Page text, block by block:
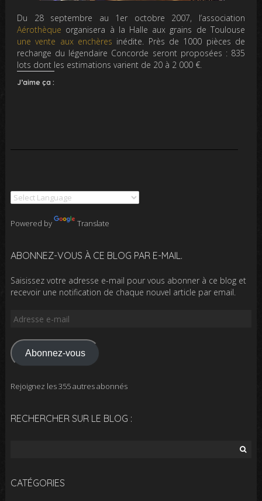
Du 28 septembre au 1er octobre 2007, l’association
Aérothèque organisera à la Halle aux grains de Toulouse
une vente aux enchères inédite. Près de 1000 pièces de
rechange du légendaire Concorde seront proposées : 835
lots dont les estimations varient de 20 à 2 000 €.
J’aime ça :
Powered by Translate
ABONNEZ-VOUS À CE BLOG PAR E-MAIL.
Saisissez votre adresse e-mail pour vous abonner à ce blog et
recevoir une notification de chaque nouvel article par email.
Adresse
mail
Abonnez-vous
Rejoignez les 355 autres abonnés
RECHERCHER SUR LE BLOG :
CATÉGORIES